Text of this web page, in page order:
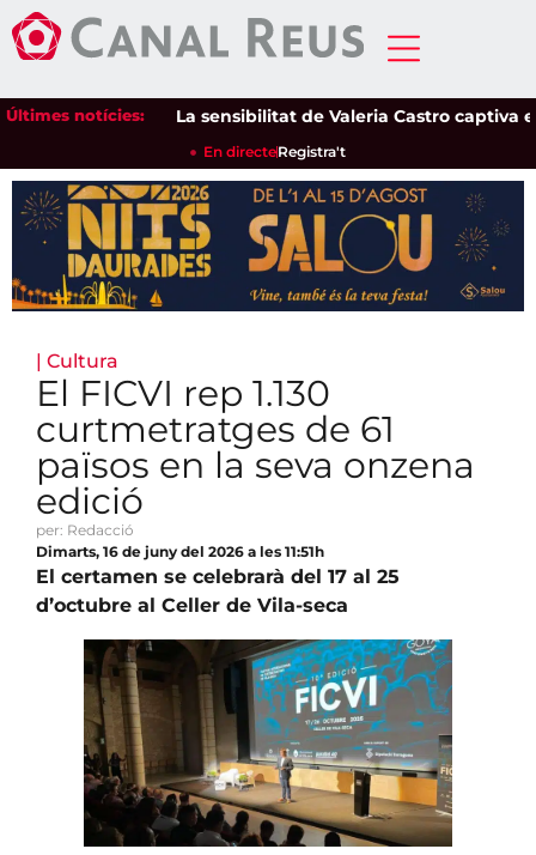
Últimes notícies:La sensibilitat de Valeria Castro captiva el
En directeRegistra't
| Cultura
El FICVI rep 1.130
curtmetratges de 61
països en la seva onzena
edició
per: Redacció
Dimarts, 16 de juny del 2026 a les 11:51h
El certamen se celebrarà del 17 al 25
d’octubre al Celler de Vila-seca